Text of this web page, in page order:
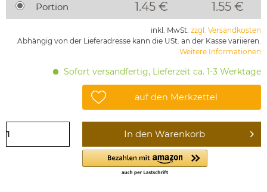
Portion 1.45 € 1.55 €
inkl. MwSt. zzgl. Versandkosten
Abhängig von der Lieferadresse kann die USt. an der Kasse variieren.
Weitere Informationen
Sofort versandfertig, Lieferzeit ca. 1-3 Werktage
auf den Merkzettel
In den Warenkorb